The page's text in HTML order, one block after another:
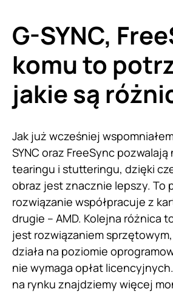
G-SYNC,
komu to
jakie są
Jak już wcześniej
SYNC oraz FreeSync
tearingu i stutteringu, dzięki
obraz jest znacznie lepszy. To
rozwiązanie współpracuje z
drugie – AMD. Kolejna różnica
jest rozwiązaniem
działa na poziomie
nie wymaga opłat
na rynku znajdziemy więcej